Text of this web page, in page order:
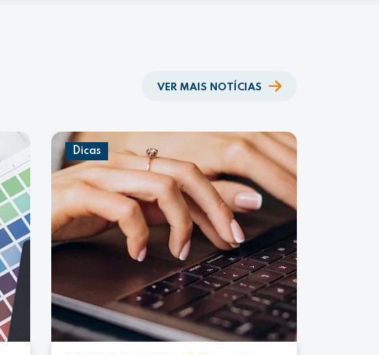
VER MAIS NOTÍCIAS
Dicas